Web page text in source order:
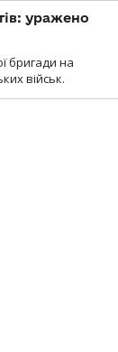
уражено
бригади на
військ.